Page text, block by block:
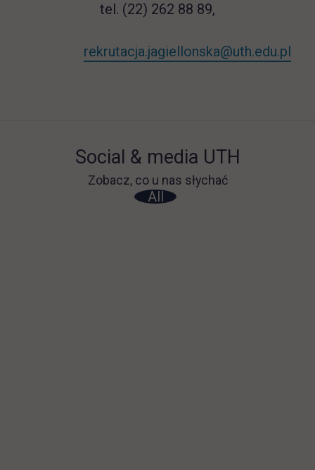
tel. (22) 262 88 89,
rekrutacja.jagiellonska@uth.edu.pl
Social & media UTH
Zobacz, co u nas słychać
Filter network
All